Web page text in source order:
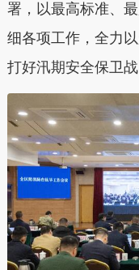
署，以最高标准、
细各项工作，全力
打好汛期安全保卫战